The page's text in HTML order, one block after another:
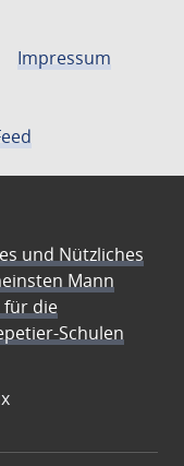
Impressum
und Nützliches
Mann
die
Schulen